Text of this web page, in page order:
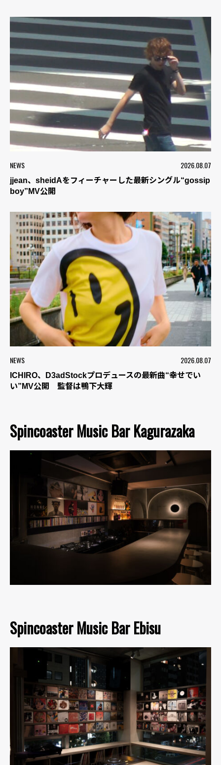
NEWS 2026.08.07
jjean、sheidAをフィーチャーした最新シングル“gossip
boy”MV公開
NEWS 2026.08.07
ICHIRO、D3adStockプロデュースの最新曲“幸せでい
い”MV公開 監督は鴨下大輝
Spincoaster Music Bar Kagurazaka
Spincoaster Music Bar Ebisu